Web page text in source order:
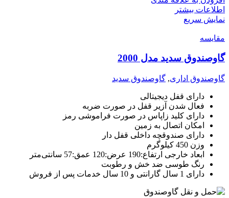
اطلاعات بیشتر
نمایش سریع
مقايسه
گاوصندوق سدید مدل 2000
گاوصندوق اداری, گاوصندوق سدید
دارای قفل دیجیتالی
فعال شدن آزیر قفل در صورت ضربه
دارای کلید زاپاس در صورت فراموشی رمز
امکان اتصال به زمین
دارای صندوقچه داخلی قفل دار
وزن 450 کیلوگرم
ابعاد خارجی ارتفاع:190 عرض:120 عمق:57 سانتی‌متر
رنگ طوسی ضد خش و رطوبت
دارای 1 سال گارانتی و 10 سال خدمات پس از فروش